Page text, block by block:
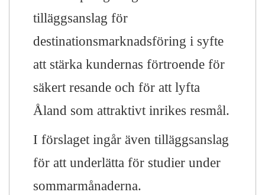
tilläggsanslag för
destinationsmarknadsföring i syfte
att stärka kundernas förtroende för
säkert resande och för att lyfta
Åland som attraktivt inrikes resmål.
I förslaget ingår även tilläggsanslag
för att underlätta för studier under
sommarmånaderna.